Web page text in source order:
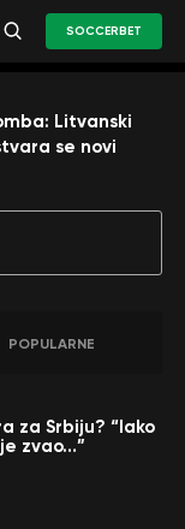
SOCCERBET
Litvanski
se novi
POPULARNE
za Srbiju? “Iako
zvao…”